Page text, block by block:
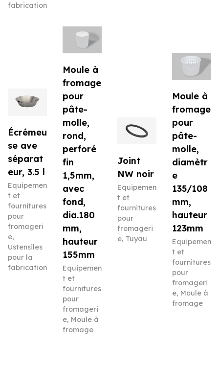
fabrication
Écrémeu
se ave
séparat
eur, 3.5 l
Equipemen
t et
fournitures
pour
fromageri
e,
Ustensiles
pour la
fabrication
Moule à
fromage
pour
pâte-
molle,
rond,
perforé
fin
1,5mm,
avec
fond,
dia.180
mm,
hauteur
155mm
Equipemen
t et
fournitures
pour
fromageri
e, Moule à
fromage
Joint
NW noir
Equipemen
t et
fournitures
pour
fromageri
e, Tuyau
Moule à
fromage
pour
pâte-
molle,
diamètr
e
135/108
mm,
hauteur
123mm
Equipemen
t et
fournitures
pour
fromageri
e, Moule à
fromage